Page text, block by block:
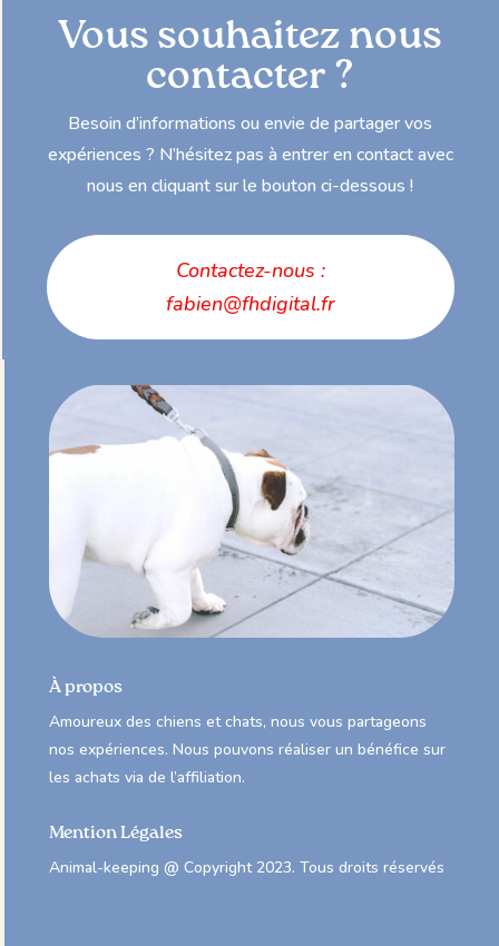
Vous souhaitez nous
contacter ?
Besoin d’informations ou envie de partager vos
expériences ? N’hésitez pas à entrer en contact avec
nous en cliquant sur le bouton ci-dessous !
Contactez-nous :
fabien@fhdigital.fr
À propos
Amoureux des chiens et chats, nous vous partageons
nos expériences. Nous pouvons réaliser un bénéfice sur
les achats via de l’affiliation.
Mention Légales
Animal-keeping @ Copyright 2023. Tous droits réservés